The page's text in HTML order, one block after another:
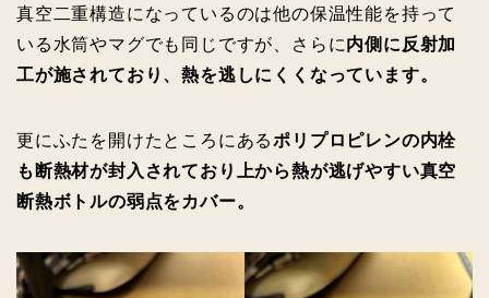
真空二重構造になっているのは他の保温性能を持って
いる水筒やマグでも同じですが、さらに内側に反射加
工が施されており、熱を逃しにくくなっています。
更にふたを開けたところにあるポリプロピレンの内栓
も断熱材が封入されており上から熱が逃げやすい真空
断熱ボトルの弱点をカバー。